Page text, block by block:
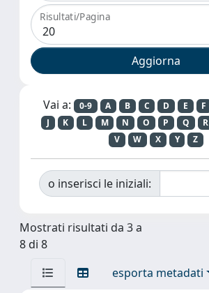
Risultati/Pagina
Vai a: 0-9 A B C D E F
J
K L M N O P Q R
V
W X Y Z
o inserisci le iniziali:
Mostrati risultati da 3 a
8 di 8
esporta metadati